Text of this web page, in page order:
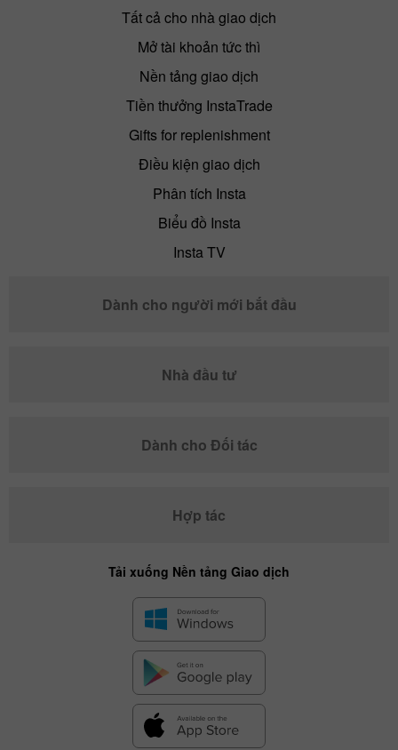
Tất cả cho nhà giao dịch
Mở tài khoản tức thì
Nền tảng giao dịch
Tiền thưởng InstaTrade
Gifts for replenishment
Điều kiện giao dịch
Phân tích Insta
Biểu đồ Insta
Insta TV
Dành cho người mới bắt đầu
Nhà đầu tư
Dành cho Đối tác
Hợp tác
Tải xuống Nền tảng Giao dịch